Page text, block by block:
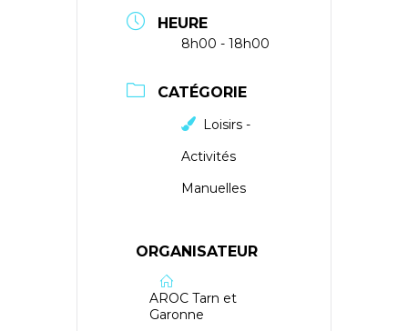
HEURE
8h00 - 18h00
CATÉGORIE
Loisirs -
Activités
Manuelles
ORGANISATEUR
AROC Tarn et
Garonne